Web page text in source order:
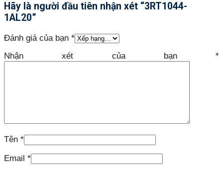
Hãy là người đầu tiên nhận xét “3RT1044-
1AL20”
Đánh giá của bạn *
Nhận xét của bạn *
Tên *
Email *